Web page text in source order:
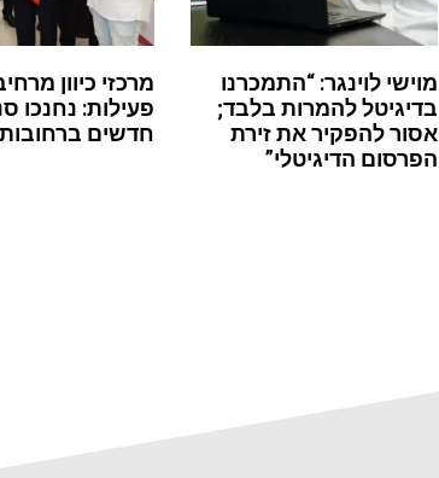
מוישי לוינגר: “התמכרנו
בדיגיטל להמרות בלבד;
אסור להפקיר את זירת
הפרסום הדיגיטלי”
מרכזי כיוון
פעילות: נחנכו
חדשים